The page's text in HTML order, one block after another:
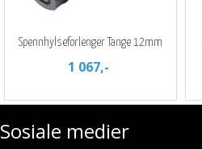
Spennhylseforlenger Tange 12mm
1 067,-
Sosiale medier